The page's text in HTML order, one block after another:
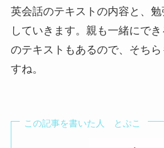
英会話のテキストの内容と、
していきます。親も一緒にで
のテキストもあるので、そち
すね。
この記事を書いた人 とぷこ